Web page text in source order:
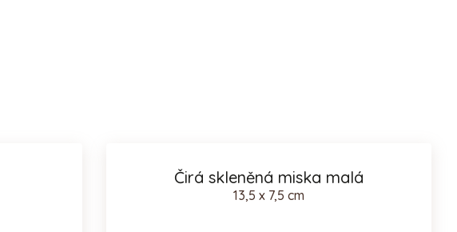
Čirá skleněná miska malá
13,5 x 7,5 cm